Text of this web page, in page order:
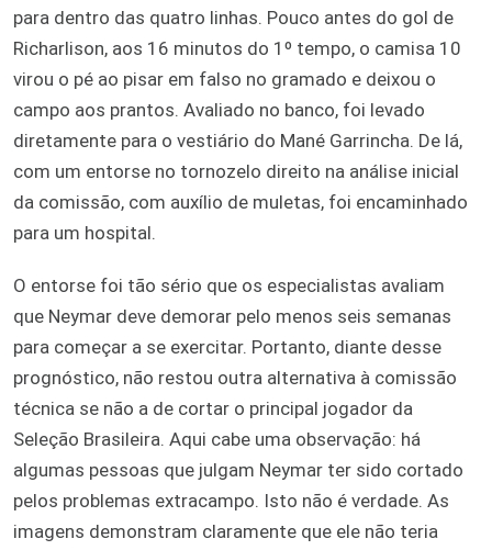
para dentro das quatro linhas. Pouco antes do gol de
Richarlison, aos 16 minutos do 1º tempo, o camisa 10
virou o pé ao pisar em falso no gramado e deixou o
campo aos prantos. Avaliado no banco, foi levado
diretamente para o vestiário do Mané Garrincha. De lá,
com um entorse no tornozelo direito na análise inicial
da comissão, com auxílio de muletas, foi encaminhado
para um hospital.
O entorse foi tão sério que os especialistas avaliam
que Neymar deve demorar pelo menos seis semanas
para começar a se exercitar. Portanto, diante desse
prognóstico, não restou outra alternativa à comissão
técnica se não a de cortar o principal jogador da
Seleção Brasileira. Aqui cabe uma observação: há
algumas pessoas que julgam Neymar ter sido cortado
pelos problemas extracampo. Isto não é verdade. As
imagens demonstram claramente que ele não teria